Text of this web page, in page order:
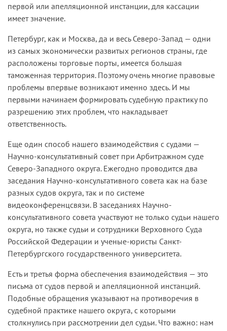
первой или апелляционной инстанции, для кассации
имеет значение.
Петербург, как и Москва, да и весь Северо-Запад — одни
из самых экономически развитых регионов страны, где
расположены торговые порты, имеется большая
таможенная территория. Поэтому очень многие правовые
проблемы впервые возникают именно здесь. И мы
первыми начинаем формировать судебную практику по
разрешению этих проблем, что накладывает
ответственность.
Еще один способ нашего взаимодействия с судами —
Научно-консультативный совет при Арбитражном суде
Северо-Западного округа. Ежегодно проводится два
заседания Научно-консультативного совета как на базе
разных судов округа, так и по системе
видеоконференцсвязи. В заседаниях Научно-
консультативного совета участвуют не только судьи нашего
округа, но также судьи и сотрудники Верховного Суда
Российской Федерации и ученые-юристы Санкт-
Петербургского государственного университета.
Есть и третья форма обеспечения взаимодействия — это
письма от судов первой и апелляционной инстанций.
Подобные обращения указывают на противоречия в
судебной практике нашего округа, с которыми
столкнулись при рассмотрении дел судьи. Что важно: нам